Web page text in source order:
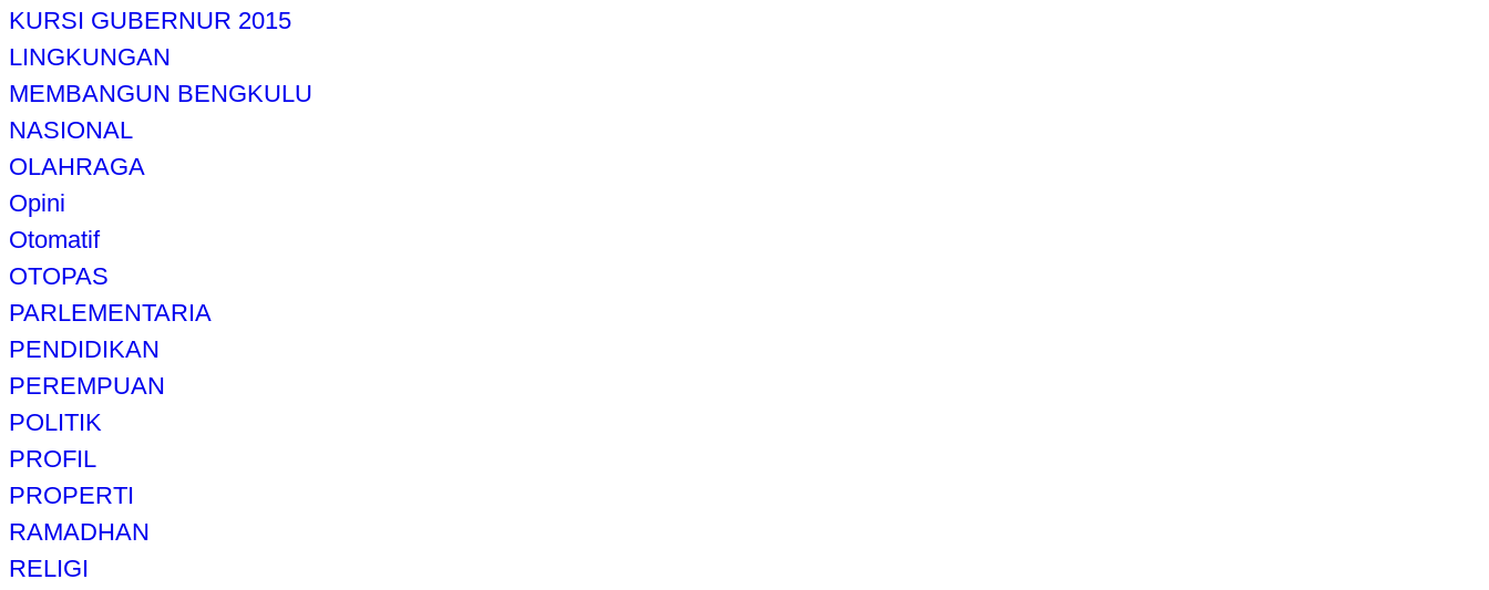
KURSI GUBERNUR 2015
LINGKUNGAN
MEMBANGUN BENGKULU
NASIONAL
OLAHRAGA
Opini
Otomatif
OTOPAS
PARLEMENTARIA
PENDIDIKAN
PEREMPUAN
POLITIK
PROFIL
PROPERTI
RAMADHAN
RELIGI